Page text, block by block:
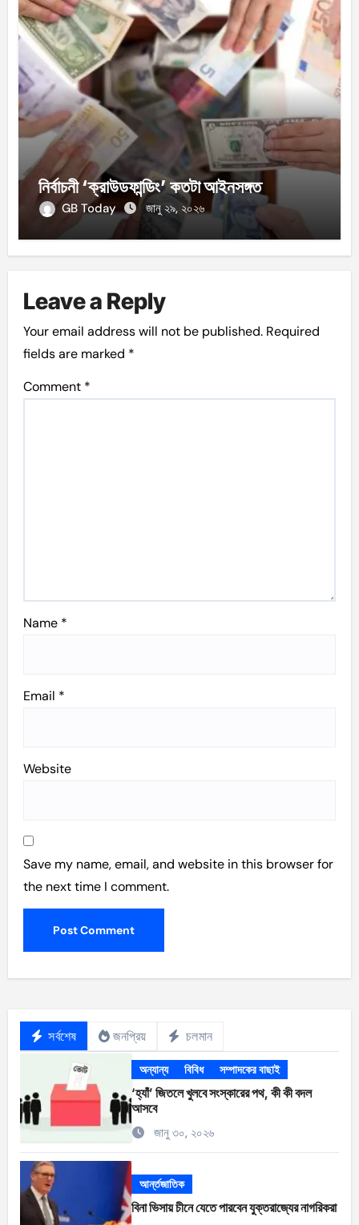
নির্বাচনী ‘ক্রাউডফান্ডিং’ কতটা আইনসঙ্গত
GB Today জানু ২৯, ২০২৬
Leave a Reply
Your email address will not be published. Required
fields are marked *
Comment *
Name *
Email *
Website
Save my name, email, and website in this browser for
the next time I comment.
সর্বশেষ জনপ্রিয় চলমান
অন্যান্য বিবিধ সম্পাদকের বাছাই
‘হ্যাঁ’ জিতলে খুলবে সংস্কারের পথ, কী কী বদল
আসবে
জানু ৩০, ২০২৬
আর্ন্তজাতিক
বিনা ভিসায় চীনে যেতে পারবেন যুক্তরাজ্যের নাগরিকরা